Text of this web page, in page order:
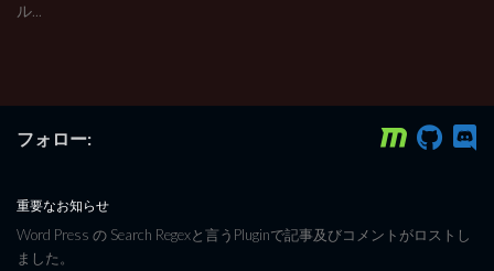
ル...
フォロー:
重要なお知らせ
Word Press の Search Regexと言うPluginで記事及びコメントがロストし
ました。